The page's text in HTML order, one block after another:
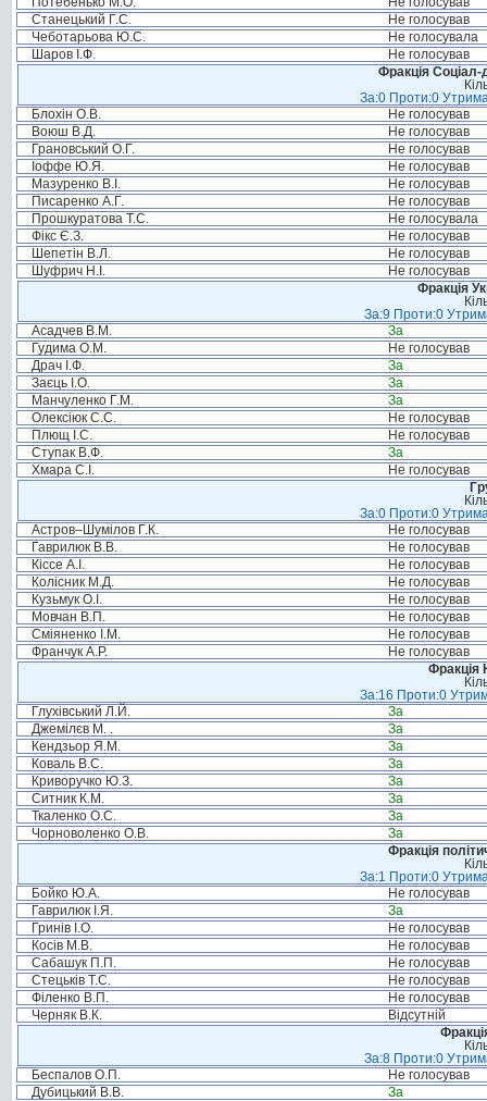
Станецький Г.С.
Не голосував
Чеботарьова Ю.С.
Не голосувала
Шаров І.Ф.
Не голосував
Фракція Соціал-
За:0 Проти:0
Блохін О.В.
Не голосував
Воюш В.Д.
Не голосував
Грановський О.Г.
Не голосував
Іоффе Ю.Я.
Не голосував
Мазуренко В.І.
Не голосував
Писаренко А.Г.
Не голосував
Прошкуратова Т.С.
Не голосувала
Фікс Є.З.
Не голосував
Шепетін В.Л.
Не голосував
Шуфрич Н.І.
Не голосував
Фракція
За:9 Проти:0
Асадчев В.М.
За
Гудима О.М.
Не голосував
Драч І.Ф.
За
Заєць І.О.
За
Манчуленко Г.М.
За
Олексіюк С.С.
Не голосував
Плющ І.С.
Не голосував
Ступак В.Ф.
За
Хмара С.І.
Не голосував
За:0 Проти:0
Астров–Шумілов Г.К.
Не голосував
Гаврилюк В.В.
Не голосував
Кіссе А.І.
Не голосував
Колісник М.Д.
Не голосував
Кузьмук О.І.
Не голосував
Мовчан В.П.
Не голосував
Сміяненко І.М.
Не голосував
Франчук А.Р.
Не голосував
Фракція
За:16 Проти:0
Глухівський Л.Й.
За
Джемілєв М. .
За
Кендзьор Я.М.
За
Коваль В.С.
За
Криворучко Ю.З.
За
Ситник К.М.
За
Ткаленко О.С.
За
Чорноволенко О.В.
За
Фракція
За:1 Проти:0
Бойко Ю.А.
Не голосував
Гаврилюк І.Я.
За
Гринів І.О.
Не голосував
Косів М.В.
Не голосував
Сабашук П.П.
Не голосував
Стецьків Т.С.
Не голосував
Філенко В.П.
Не голосував
Черняк В.К.
Відсутній
За:8 Проти:0
Беспалов О.П.
Не голосував
Дубицький В.В.
За